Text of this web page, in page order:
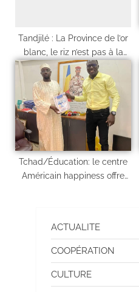
Tandjilé : La Province de l’or
blanc, le riz n’est pas à la
porté de tous
Tchad/Éducation: le centre
Américain happiness offre
ACTUALITE
COOPÉRATION
CULTURE